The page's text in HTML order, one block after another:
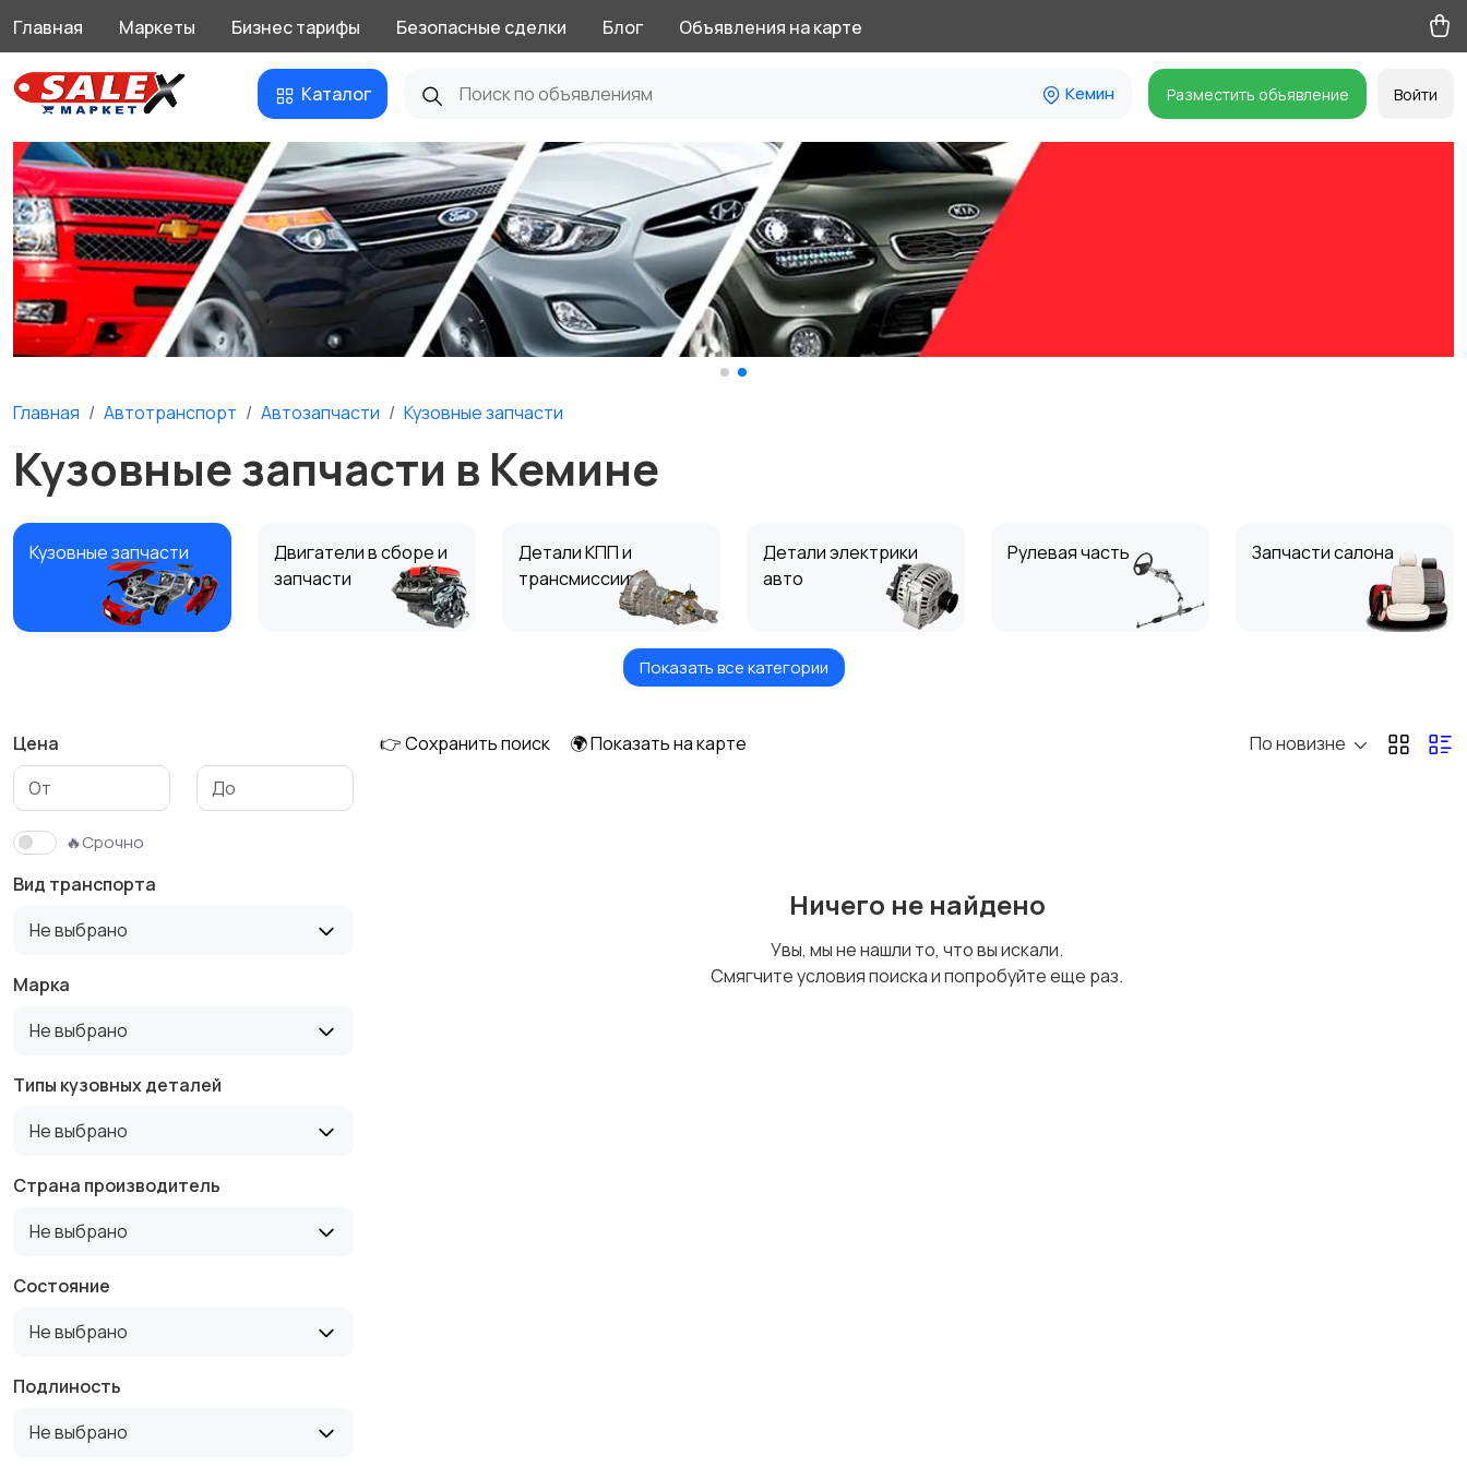
Главная Маркеты Бизнес тарифы Безопасные сделки Блог Объявления на карте
Каталог Кемин Разместить объявление Войти
Главная Автотранспорт Автозапчасти Кузовные запчасти
Кузовные запчасти в Кемине
Кузовные запчасти
Двигатели в сборе и
запчасти
Детали КПП и
трансмиссии
Детали электрики
авто
Рулевая часть Запчасти салона
Трубки, патрубки,
Топливные баки
Показать все категории
Цена
🔥Срочно
Вид транспорта
Не выбрано
Марка
Не выбрано
Типы кузовных деталей
Не выбрано
Страна производитель
Не выбрано
Состояние
Не выбрано
Подлиность
Не выбрано
👉 Сохранить поиск 🌍 Показать на карте По новизне
Ничего не найдено
Увы, мы не нашли то, что вы искали.
Смягчите условия поиска и попробуйте еще раз.